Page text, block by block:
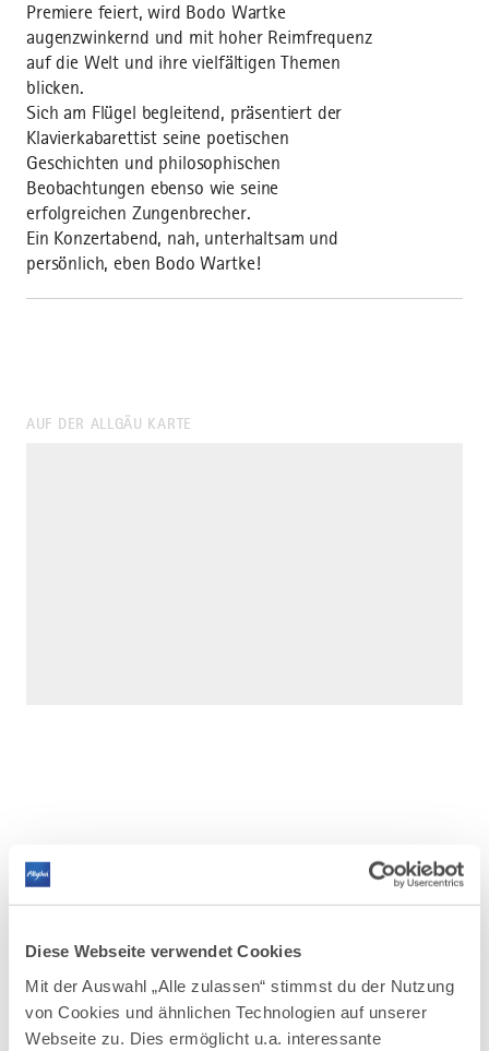
Diese Webseite verwendet Cookies
Mit der Auswahl „Alle zulassen“ stimmst du der Nutzung
von Cookies und ähnlichen Technologien auf unserer
Webseite zu. Dies ermöglicht u.a. interessante
Premiere feiert, wird Bodo Wartke
augenzwinkernd und mit hoher Reimfrequenz
auf die Welt und ihre vielfältigen Themen
blicken.
Sich am Flügel begleitend, präsentiert der
Klavierkabarettist seine poetischen
Geschichten und philosophischen
Beobachtungen ebenso wie seine
erfolgreichen Zungenbrecher.
Ein Konzertabend, nah, unterhaltsam und
persönlich, eben Bodo Wartke!
AUF DER ALLGÄU KARTE